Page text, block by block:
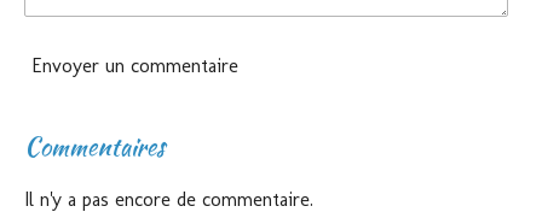
Envoyer un commentaire
Commentaires
Il n'y a pas encore de commentaire.